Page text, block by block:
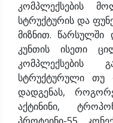
კომპლექსების
სტრუქტურის და
მიზნით.
კუნთის ისეთი
კომპლექსების
სტრუქტურული თუ
დადგენას,
აქტინინი,